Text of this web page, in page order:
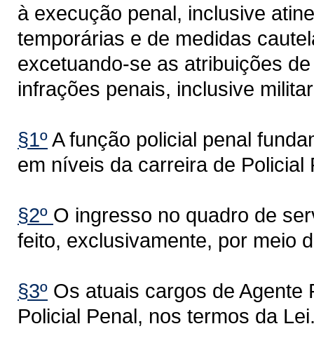
à execução penal, inclusive
temporárias e de medidas
excetuando-se as atribuições
infrações penais, inclusive
§1ºA função policial penal
em níveis da carreira de Policial
§2º O ingresso no quadro de
feito, exclusivamente, por meio
§3º Os atuais cargos de Agente
Policial Penal, nos termos da